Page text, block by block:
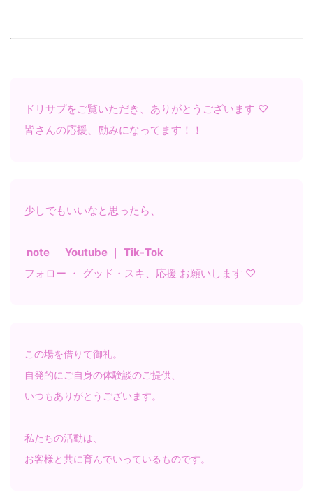
ドリサプをご覧いただき、ありがとうございます ♡
皆さんの応援、励みになってます！！
少しでもいいなと思ったら、
note ｜ Youtube ｜ Tik-Tok
フォロー ・ グッド・スキ、応援 お願いします ♡
この場を借りて御礼。
自発的にご自身の体験談のご提供、
いつもありがとうございます。
私たちの活動は、
お客様と共に育んでいっているものです。